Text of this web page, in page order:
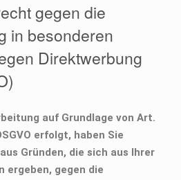
gegen die
in besonderen
Direktwerbung
auf Grundlage von Art.
erfolgt, haben Sie
Gründen, die sich aus Ihrer
ergeben, gegen die